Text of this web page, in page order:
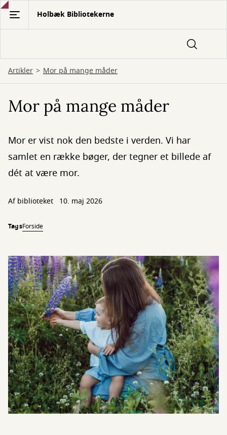
Gå
hovedindhold
Holbæk Bibliotekerne
Artikler Mor på mange måder
Mor på mange måder
Mor er vist nok den bedste i verden. Vi har
samlet en række bøger, der tegner et billede af
dét at være mor.
Af biblioteket 10. maj 2026
TagsForside